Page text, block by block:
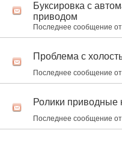
Буксировка с
приводом
Последнее сообщение от
Проблема с
Последнее сообщение от
Ролики приводные
Последнее сообщение от